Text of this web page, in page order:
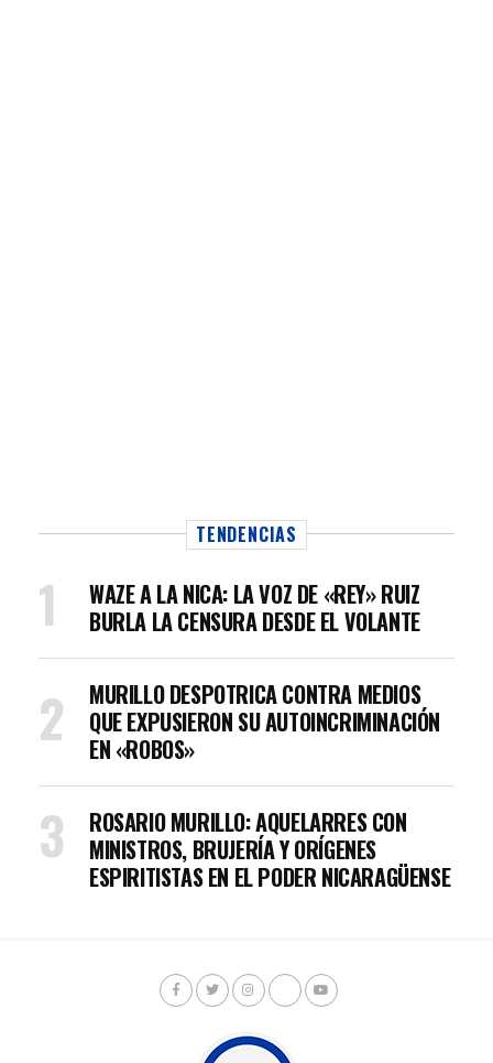
TENDENCIAS
WAZE A LA NICA: LA VOZ DE «REY» RUIZ
BURLA LA CENSURA DESDE EL VOLANTE
MURILLO DESPOTRICA CONTRA MEDIOS
QUE EXPUSIERON SU AUTOINCRIMINACIÓN
EN «ROBOS»
ROSARIO MURILLO: AQUELARRES CON
MINISTROS, BRUJERÍA Y ORÍGENES
ESPIRITISTAS EN EL PODER NICARAGÜENSE